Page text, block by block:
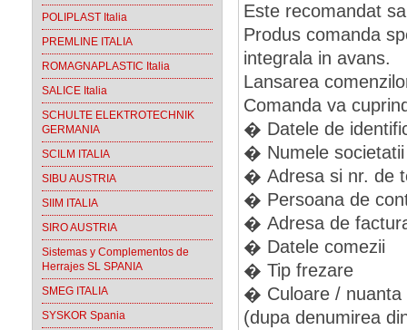
POLIPLAST Italia
PREMLINE ITALIA
ROMAGNAPLASTIC Italia
SALICE Italia
SCHULTE ELEKTROTECHNIK
GERMANIA
SCILM ITALIA
SIBU AUSTRIA
SIIM ITALIA
SIRO AUSTRIA
Sistemas y Complementos de
Herrajes SL SPANIA
SMEG ITALIA
SYSKOR Spania
Este recomandat
Produs comanda
integrala in avans.
Lansarea
Comanda va
� Datele de
� Numele
� Adresa si nr. de
� Persoana de
� Adresa de
� Datele comezii
� Tip frezare
� Culoare / nuanta
(dupa denumirea